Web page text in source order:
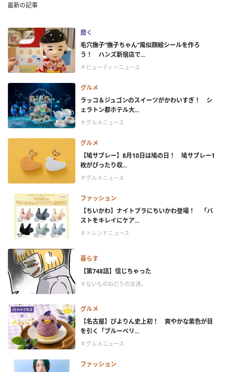
最新の記事
磨く
毛穴撫子“撫子ちゃん”風似顔絵シールを作ろ
う！ ハンズ新宿店で...
＃ビューティーニュース
グルメ
ラッコ＆ジュゴンのスイーツがかわいすぎ！ シ
ェラトン都ホテル大...
＃グルメニュース
グルメ
【鳩サブレー】8月10日は鳩の日！ 鳩サブレー1
枚がぴったり収...
＃グルメニュース
ファッション
【ちいかわ】ナイトブラにちいかわ登場！ 「バ
ストをキレイにケア...
＃トレンドニュース
暮らす
【第748話】信じちゃった
＃ないものねだりの女達。
グルメ
【名古屋】ぴよりん史上初！ 爽やかな紫色が目
を引く「ブルーベリ...
＃グルメニュース
ファッション